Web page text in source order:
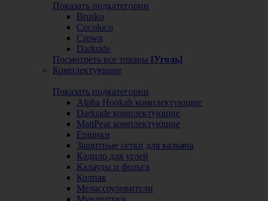
Показать подкатегории
Brusko
Cocoloco
Crown
Darkside
Посмотреть все товары [Уголь]
Комплектующие
Показать подкатегории
Alpha Hookah комплектующие
Darkside комплектующие
MattPear комплектующие
Ершики
Защитные сетки для кальяна
Кадило для углей
Калауды и фольга
Колпак
Мелассоуловители
Мундштуки